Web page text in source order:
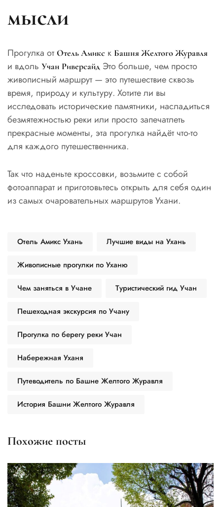
мысли
Прогулка от Отель Амикс к Башня Желтого Журавля
и вдоль Учан Риверсайд Это больше, чем просто
живописный маршрут — это путешествие сквозь
время, природу и культуру. Хотите ли вы
исследовать исторические памятники, насладиться
безмятежностью реки или просто запечатлеть
прекрасные моменты, эта прогулка найдёт что-то
для каждого путешественника.
Так что наденьте кроссовки, возьмите с собой
фотоаппарат и приготовьтесь открыть для себя один
из самых очаровательных маршрутов Ухани.
Отель Амикс Ухань Лучшие виды на Ухань
Живописные прогулки по Уханю
Чем заняться в Учане Туристический гид Учан
Пешеходная экскурсия по Учану
Прогулка по берегу реки Учан
Набережная Уханя
Путеводитель по Башне Желтого Журавля
История Башни Желтого Журавля
Похожие посты